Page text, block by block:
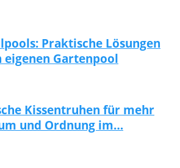
Praktische Lösungen
eigenen Gartenpool
Kissentruhen für mehr
und Ordnung im…